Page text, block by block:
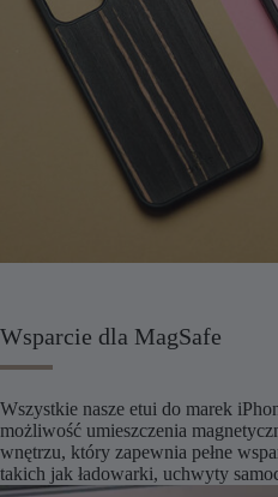
Wsparcie dla MagSafe
Wszystkie nasze etui do marek
możliwość umieszczenia
wnętrzu, który zapewnia pełne
takich jak ładowarki, uchwyty